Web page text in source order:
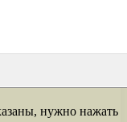
нужно нажать